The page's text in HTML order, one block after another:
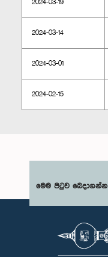
2024-03-19
2024-03-14
2024-03-01
2024-02-15
මෙම පිටුව බෙදාගන්න